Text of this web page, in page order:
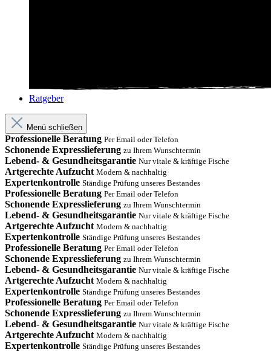
Ratgeber
Menü schließen
Professionelle Beratung Per Email oder Telefon
Schonende Expresslieferung zu Ihrem Wunschtermin
Lebend- & Gesundheitsgarantie Nur vitale & kräftige Fische
Artgerechte Aufzucht Modern & nachhaltig
Expertenkontrolle Ständige Prüfung unseres Bestandes
Professionelle Beratung Per Email oder Telefon
Schonende Expresslieferung zu Ihrem Wunschtermin
Lebend- & Gesundheitsgarantie Nur vitale & kräftige Fische
Artgerechte Aufzucht Modern & nachhaltig
Expertenkontrolle Ständige Prüfung unseres Bestandes
Professionelle Beratung Per Email oder Telefon
Schonende Expresslieferung zu Ihrem Wunschtermin
Lebend- & Gesundheitsgarantie Nur vitale & kräftige Fische
Artgerechte Aufzucht Modern & nachhaltig
Expertenkontrolle Ständige Prüfung unseres Bestandes
Professionelle Beratung Per Email oder Telefon
Schonende Expresslieferung zu Ihrem Wunschtermin
Lebend- & Gesundheitsgarantie Nur vitale & kräftige Fische
Artgerechte Aufzucht Modern & nachhaltig
Expertenkontrolle Ständige Prüfung unseres Bestandes